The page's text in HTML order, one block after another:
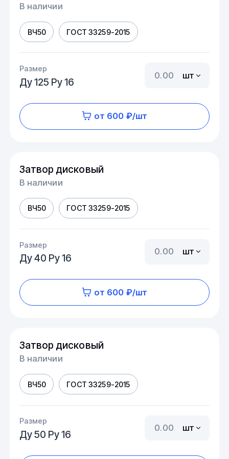
В наличии
ВЧ50 ГОСТ 33259-2015
Размер
Ду 125 Ру 16
шт
от 600 ₽/шт
Затвор дисковый
В наличии
ВЧ50 ГОСТ 33259-2015
Размер
Ду 40 Ру 16
шт
от 600 ₽/шт
Затвор дисковый
В наличии
ВЧ50 ГОСТ 33259-2015
Размер
Ду 50 Ру 16
шт